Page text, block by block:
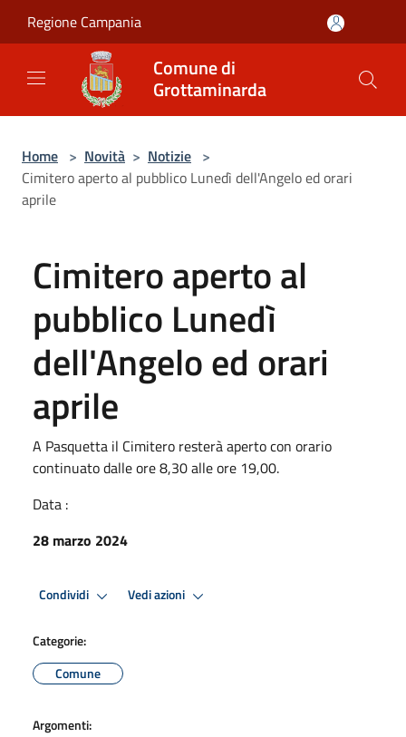
Regione Campania
Comune di
Grottaminarda
Home > Novità > Notizie >
Cimitero aperto al pubblico Lunedì dell'Angelo ed orari
aprile
Cimitero aperto al
pubblico Lunedì
dell'Angelo ed orari
aprile
A Pasquetta il Cimitero resterà aperto con orario
continuato dalle ore 8,30 alle ore 19,00.
Data :
28 marzo 2024
Condividi Vedi azioni
Categorie:
Comune
Argomenti: